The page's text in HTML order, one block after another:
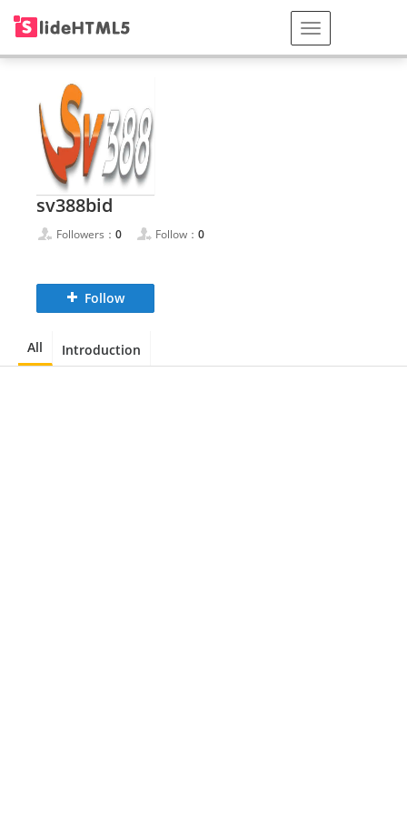
sv388bid
Followers： 0 Follow： 0
Follow
All Introduction